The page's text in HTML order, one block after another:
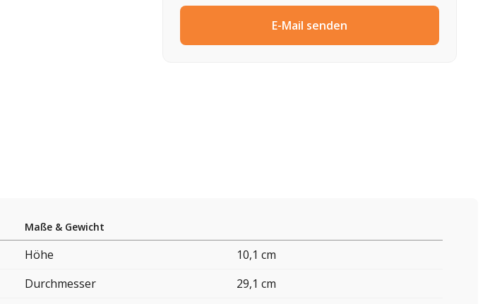
E-Mail senden
Maße & Gewicht
Höhe
10,1 cm
Durchmesser
29,1 cm